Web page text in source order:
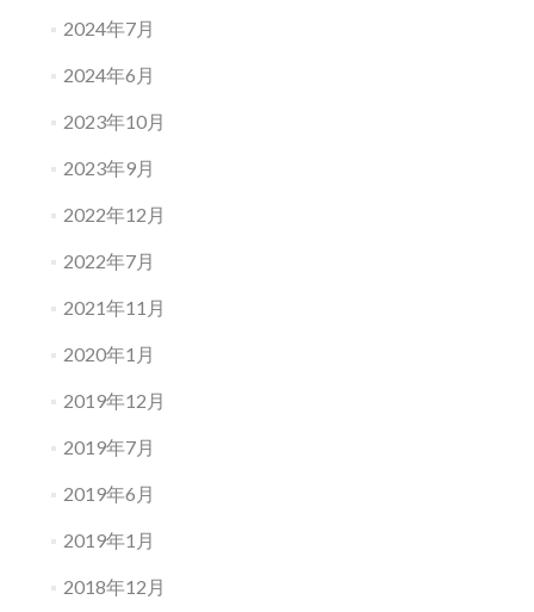
2024年7月
2024年6月
2023年10月
2023年9月
2022年12月
2022年7月
2021年11月
2020年1月
2019年12月
2019年7月
2019年6月
2019年1月
2018年12月